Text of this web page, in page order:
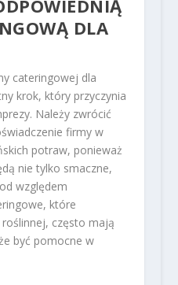
DLA
cateringowej dla
krok, który przyczynia
Należy zwrócić
firmy w
potraw, ponieważ
nie tylko smaczne,
względem
które
często mają
być pomocne w